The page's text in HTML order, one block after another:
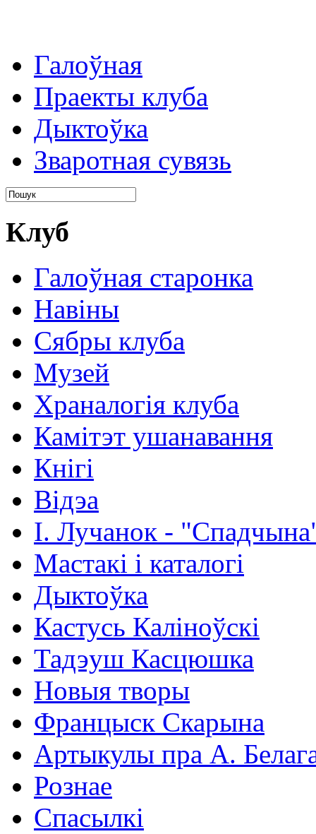
Галоўная
Праекты клуба
Дыктоўка
Зваротная сувязь
Клуб
Галоўная старонка
Навіны
Сябры клуба
Музей
Храналогія клуба
Камітэт ушанавання
Кнігі
Відэа
І. Лучанок -
Мастакі i каталогi
Дыктоўка
Кастусь Каліноўскі
Тадэуш Касцюшка
Новыя творы
Францыск Скарына
Артыкулы пра А.
Рознае
Спасылкі